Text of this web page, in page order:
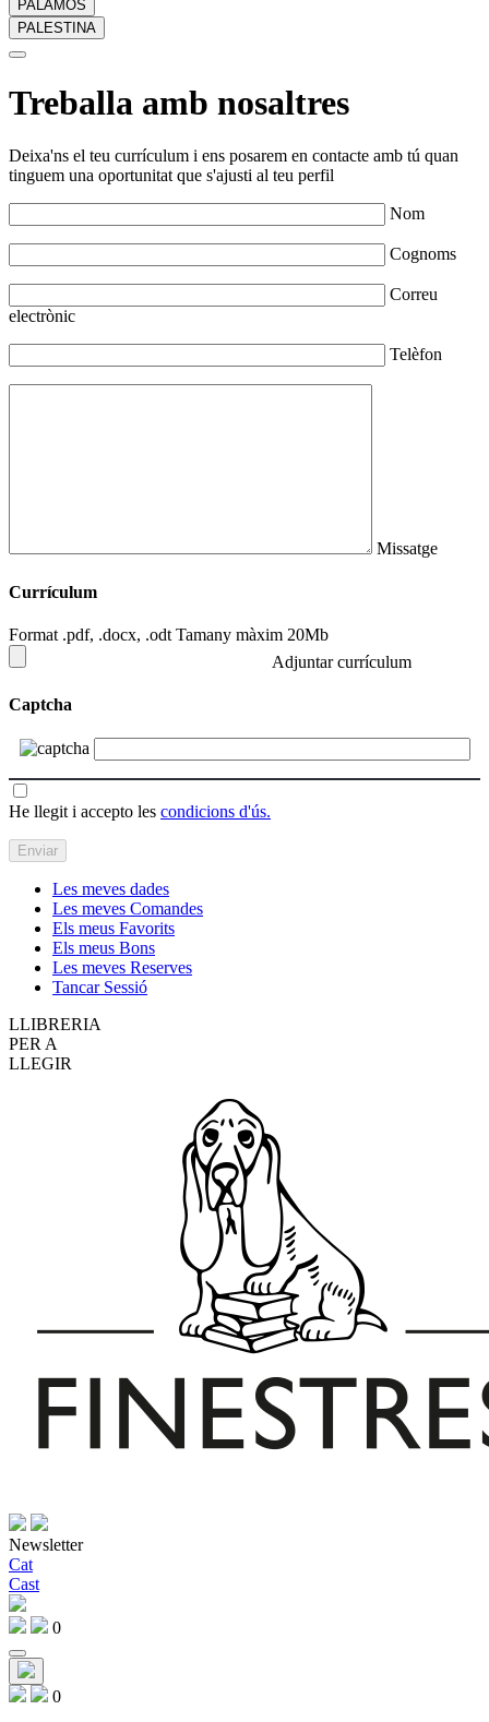
PALAMÓS
PALESTINA
Treballa amb nosaltres
Deixa'ns el teu currículum i ens posarem en contacte amb tú quan
tinguem una oportunitat que s'ajusti al teu perfil
Nom
Cognoms
Correu
electrònic
Telèfon
Missatge
Currículum
Format .pdf, .docx, .odt Tamany màxim 20Mb
Adjuntar currículum
Captcha
He llegit i accepto les condicions d'ús.
Les meves dades
Les meves Comandes
Els meus Favorits
Els meus Bons
Les meves Reserves
Tancar Sessió
LLIBRERIA
PER A
LLEGIR
Newsletter
Cat
Cast
0
0